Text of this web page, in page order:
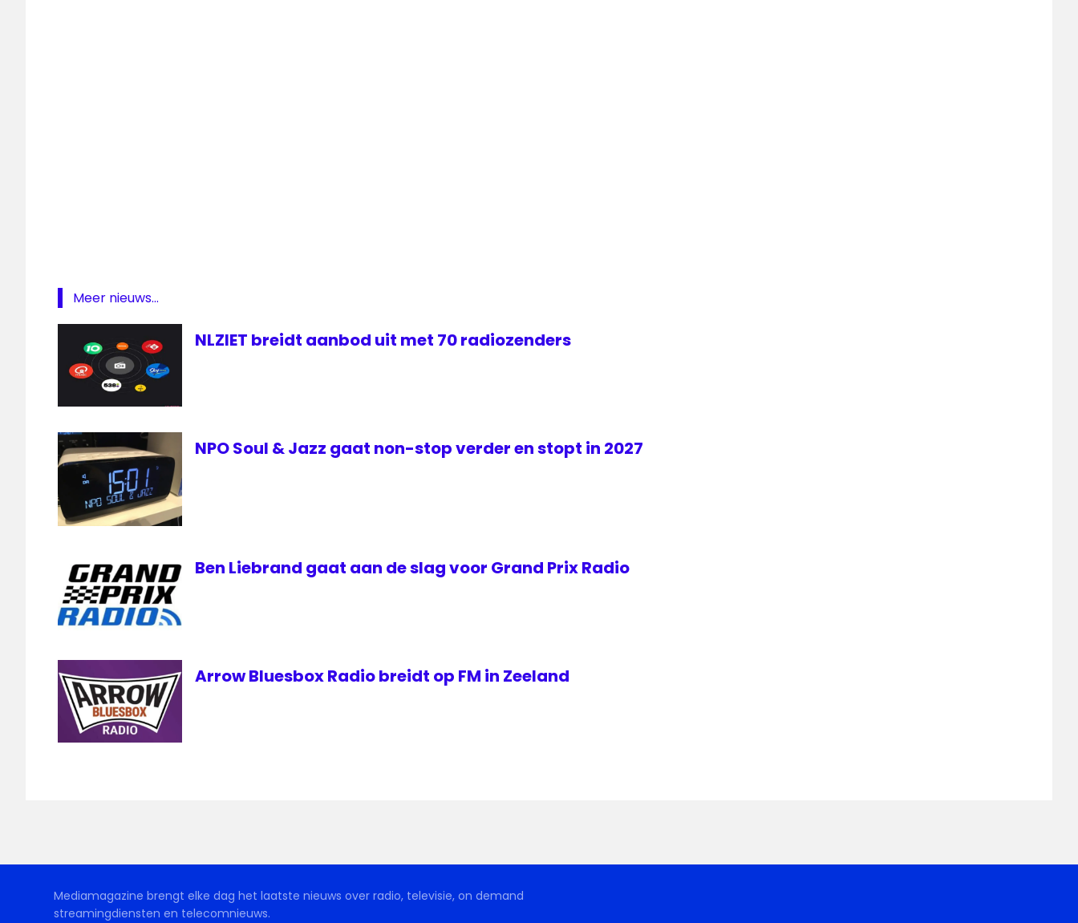
Radio
zender
zenderdiefstal
Meer nieuws...
NLZIET breidt aanbod uit met 70 radiozenders
NPO Soul & Jazz gaat non-stop verder en stopt in 2027
Ben Liebrand gaat aan de slag voor Grand Prix Radio
Arrow Bluesbox Radio breidt op FM in Zeeland
Mediamagazine brengt elke dag het laatste nieuws over radio, televisie, on demand
streamingdiensten en telecomnieuws.